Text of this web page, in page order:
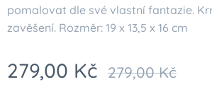
pomalovat dle své vlastní fantazie.
zavěšení. Rozměr: 19 x 13,5 x 16 cm
279,00 Kč 279,00Kč